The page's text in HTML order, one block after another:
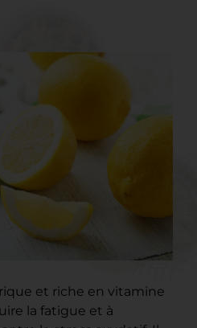
et riche en vitamine
la fatigue et à